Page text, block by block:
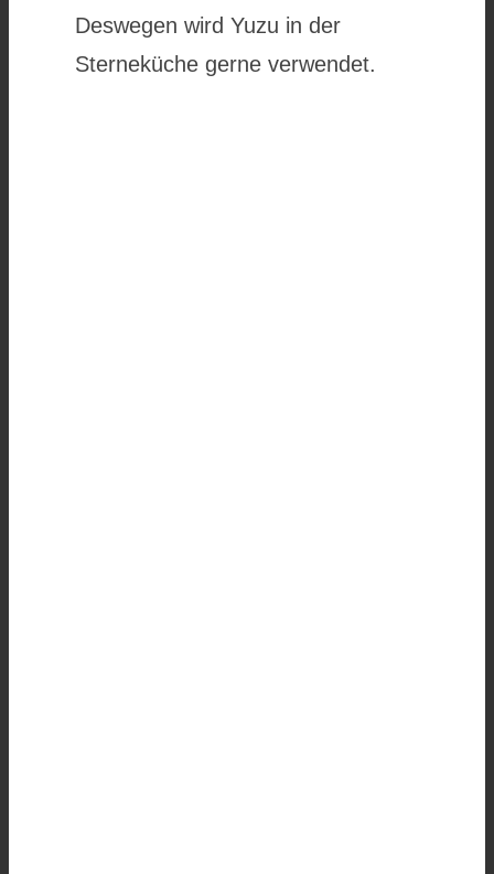
Deswegen wird Yuzu in der
Sterneküche gerne verwendet.